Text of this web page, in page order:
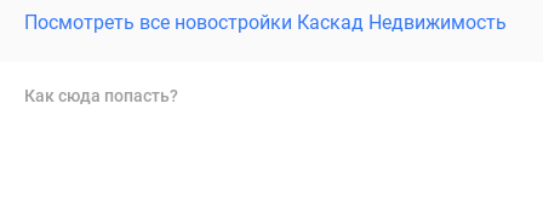
Посмотреть все новостройки Каскад Недвижимость
Как сюда попасть?